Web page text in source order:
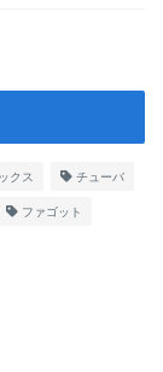
クス チューバ
ファゴット